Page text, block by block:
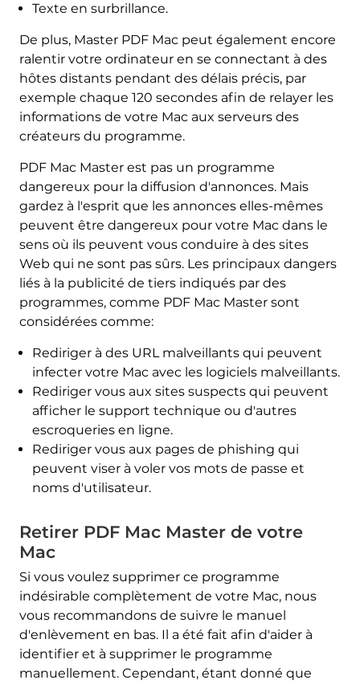
Texte en surbrillance.
De plus, Master PDF Mac peut également encore
ralentir votre ordinateur en se connectant à des
hôtes distants pendant des délais précis, par
exemple chaque 120 secondes afin de relayer les
informations de votre Mac aux serveurs des
créateurs du programme.
PDF Mac Master est pas un programme
dangereux pour la diffusion d'annonces. Mais
gardez à l'esprit que les annonces elles-mêmes
peuvent être dangereux pour votre Mac dans le
sens où ils peuvent vous conduire à des sites
Web qui ne sont pas sûrs. Les principaux dangers
liés à la publicité de tiers indiqués par des
programmes, comme PDF Mac Master sont
considérées comme:
Rediriger à des URL malveillants qui peuvent
infecter votre Mac avec les logiciels malveillants.
Rediriger vous aux sites suspects qui peuvent
afficher le support technique ou d'autres
escroqueries en ligne.
Rediriger vous aux pages de phishing qui
peuvent viser à voler vos mots de passe et
noms d'utilisateur.
Retirer PDF Mac Master de votre
Mac
Si vous voulez supprimer ce programme
indésirable complètement de votre Mac, nous
vous recommandons de suivre le manuel
d'enlèvement en bas. Il a été fait afin d'aider à
identifier et à supprimer le programme
manuellement. Cependant, étant donné que
RETIRER MAINTENANT